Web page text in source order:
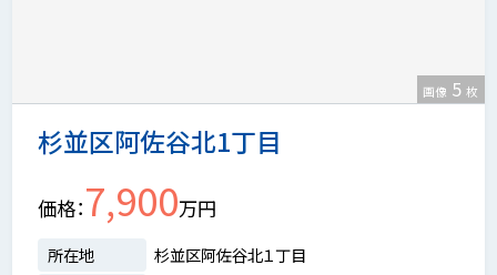
杉並区阿佐谷北1丁目
画像 5 枚
価格 7,900万円
所在地
杉並区阿佐谷北１丁目